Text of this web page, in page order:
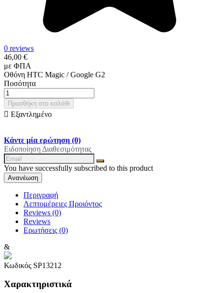
0 reviews
46,00 €
με ΦΠΑ
Οθόνη HTC Magic / Google G2
Ποσότητα
Προσθήκη στο καλάθι
 Εξαντλημένο
Κάντε μία ερώτηση (0)
Ειδοποίηση Διαθεσιμότητας
You have successfully subscribed to this product
Περιγραφή
Λεπτομέρειες Προιόντος
Reviews (0)
Reviews
Ερωτήσεις (0)
&
Κωδικός SP13212
Χαρακτηριστικά